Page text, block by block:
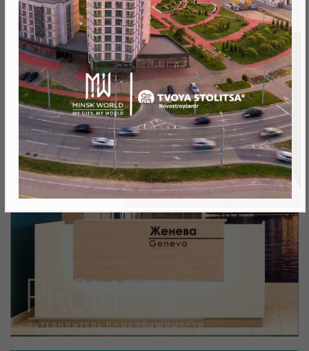
Минск, Октябрьский, ул. Жореса Алфёрова
метро «Ковальская Слобода», 566 м